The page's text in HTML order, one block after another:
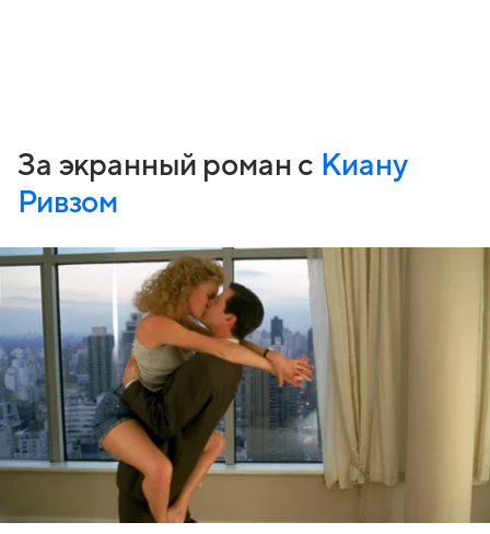
За экранный роман с Киану
Ривзом